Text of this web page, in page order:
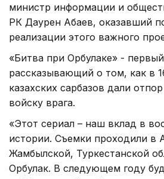
министр информации и
РК Даурен Абаев, оказавший
реализации этого важного
«Битва при Орбулаке» -
рассказывающий о том, как в
казахских сарбазов дали
войску врага.
«Этот сериал – наш вклад в
истории. Съемки проходили в
Жамбылской, Туркестанской
Орбулак. В следующем году